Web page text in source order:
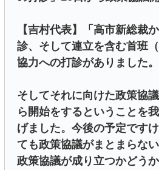
【吉村代表】「高市新総裁
診、そして連立を含む首班
協力への打診がありました。
そしてそれに向けた政策協
ら開始をするということを
げました。今後の予定です
ても政策協議がまとまらな
政策協議が成り立つかどう